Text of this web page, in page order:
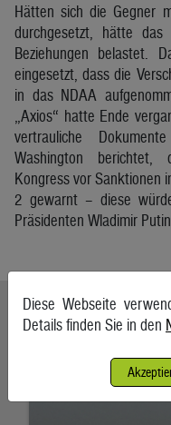
Hätten sich die Gegner
durchgesetzt, hätte das
Beziehungen belastet.
eingesetzt, dass die
in das NDAA
„Axios“ hatte Ende
vertrauliche
Washington berichtet,
Kongress vor Sanktionen
2 gewarnt – diese
Präsidenten Wladimir
Ähnliche Artikel
Schifffahrt in Straße
7. August 2026, Teheran
Diese Webseite
Details finden Sie in den